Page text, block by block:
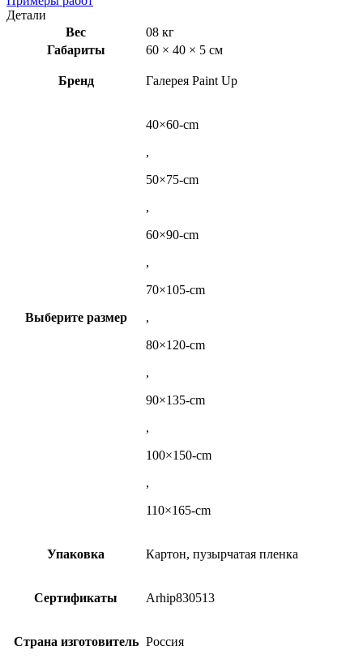
Детали
Вес
08 кг
Габариты
60 × 40 × 5 см
Бренд Галерея Paint Up
Выберите размер
40×60-cm
,
50×75-cm
,
60×90-cm
,
70×105-cm
,
80×120-cm
,
90×135-cm
,
100×150-cm
,
110×165-cm
Упаковка Картон, пузырчатая пленка
Сертификаты Arhip830513
Страна изготовитель Россия